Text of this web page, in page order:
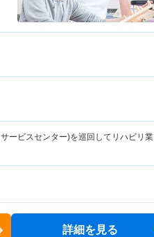
ービスセンター)を巡回してリハビリ業
詳細を見る